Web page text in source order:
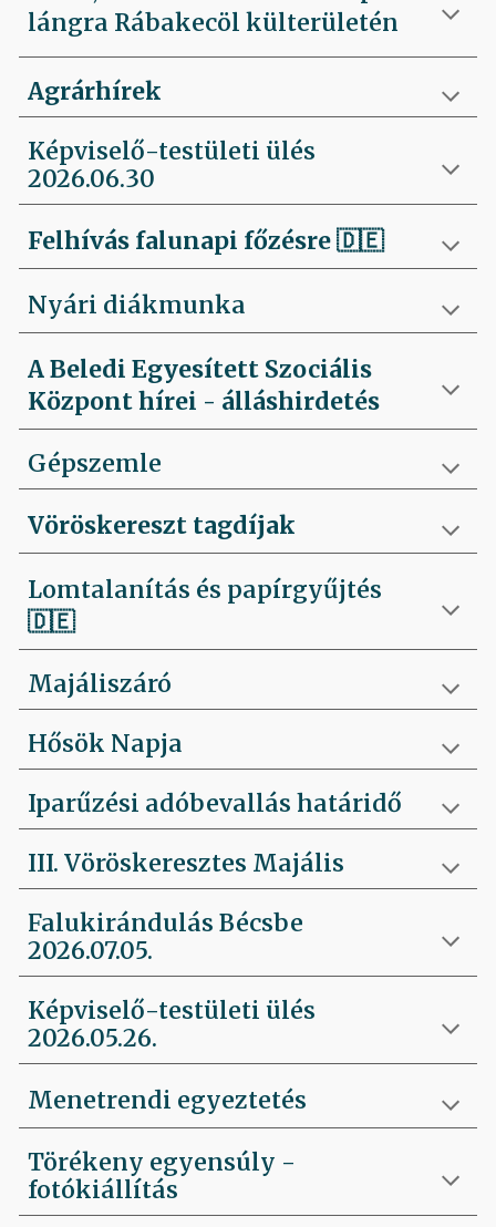
lángra Rábakecöl külterületén
Agrárhírek
Képviselő-testületi ülés
2026.06.30
Felhívás falunapi főzésre🇩🇪
Nyári diákmunka
A Beledi Egyesített Szociális
Központ hírei - álláshirdetés
Gépszemle
Vöröskereszt tagdíjak
Lomtalanítás és papírgyűjtés
🇩🇪
Majáliszáró
Hősök Napja
Iparűzési adóbevallás határidő
III. Vöröskeresztes Majális
Falukirándulás Bécsbe
2026.07.05.
Képviselő-testületi ülés
2026.05.26.
Menetrendi egyeztetés
Törékeny egyensúly -
fotókiállítás